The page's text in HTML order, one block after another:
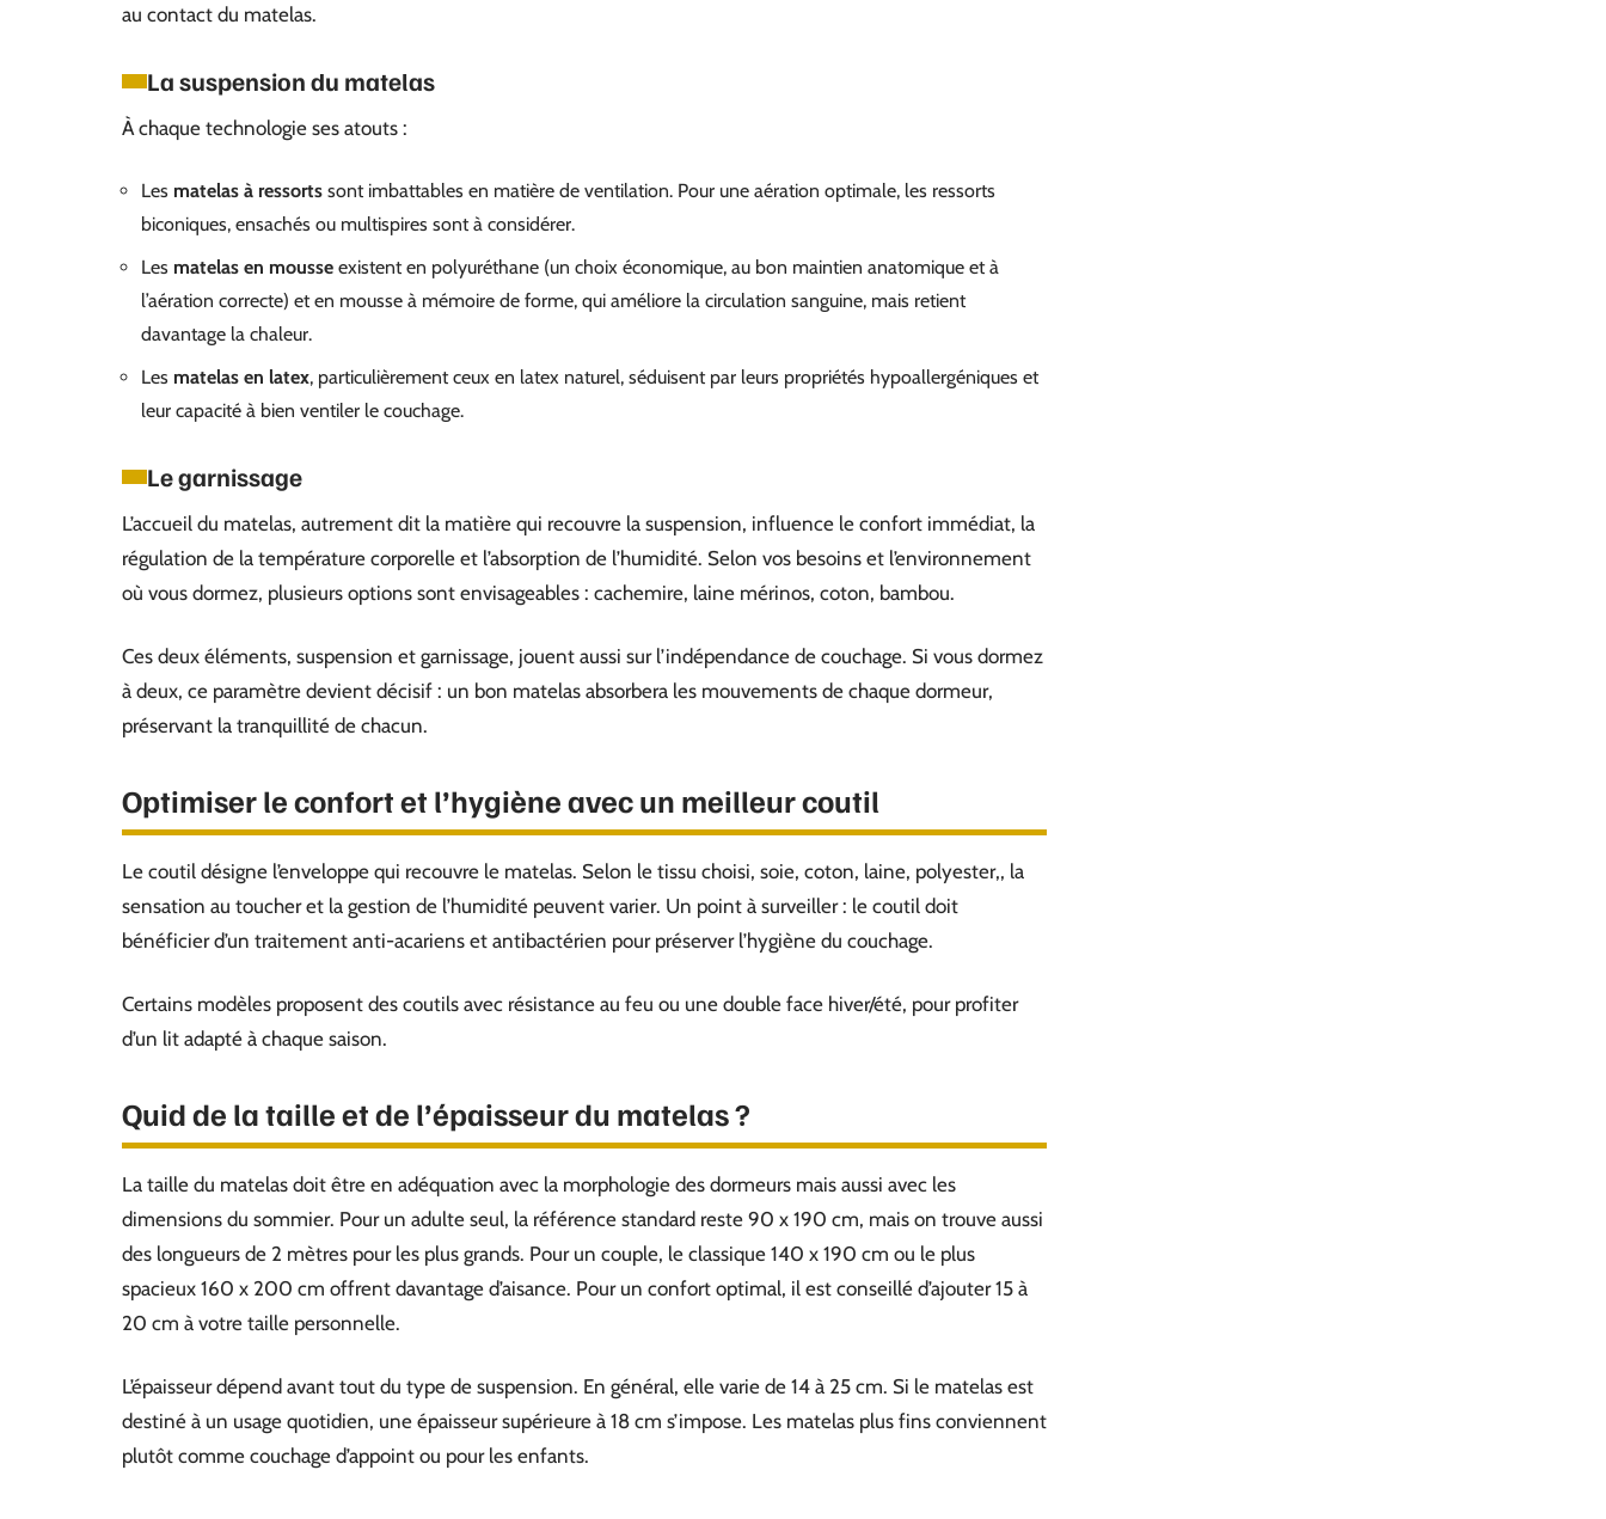
au contact du matelas.
La suspension du matelas
À chaque technologie ses atouts :
Les matelas à ressorts sont imbattables en matière de ventilation. Pour une aération optimale, les ressorts
biconiques, ensachés ou multispires sont à considérer.
Les matelas en mousse existent en polyuréthane (un choix économique, au bon maintien anatomique et à
l’aération correcte) et en mousse à mémoire de forme, qui améliore la circulation sanguine, mais retient
davantage la chaleur.
Les matelas en latex, particulièrement ceux en latex naturel, séduisent par leurs propriétés hypoallergéniques et
leur capacité à bien ventiler le couchage.
Le garnissage
L’accueil du matelas, autrement dit la matière qui recouvre la suspension, influence le confort immédiat, la
régulation de la température corporelle et l’absorption de l’humidité. Selon vos besoins et l’environnement
où vous dormez, plusieurs options sont envisageables : cachemire, laine mérinos, coton, bambou.
Ces deux éléments, suspension et garnissage, jouent aussi sur l’indépendance de couchage. Si vous dormez
à deux, ce paramètre devient décisif : un bon matelas absorbera les mouvements de chaque dormeur,
préservant la tranquillité de chacun.
Optimiser le confort et l’hygiène avec un meilleur coutil
Le coutil désigne l’enveloppe qui recouvre le matelas. Selon le tissu choisi, soie, coton, laine, polyester,, la
sensation au toucher et la gestion de l’humidité peuvent varier. Un point à surveiller : le coutil doit
bénéficier d’un traitement anti-acariens et antibactérien pour préserver l’hygiène du couchage.
Certains modèles proposent des coutils avec résistance au feu ou une double face hiver/été, pour profiter
d’un lit adapté à chaque saison.
Quid de la taille et de l’épaisseur du matelas ?
La taille du matelas doit être en adéquation avec la morphologie des dormeurs mais aussi avec les
dimensions du sommier. Pour un adulte seul, la référence standard reste 90 x 190 cm, mais on trouve aussi
des longueurs de 2 mètres pour les plus grands. Pour un couple, le classique 140 x 190 cm ou le plus
spacieux 160 x 200 cm offrent davantage d’aisance. Pour un confort optimal, il est conseillé d’ajouter 15 à
20 cm à votre taille personnelle.
L’épaisseur dépend avant tout du type de suspension. En général, elle varie de 14 à 25 cm. Si le matelas est
destiné à un usage quotidien, une épaisseur supérieure à 18 cm s’impose. Les matelas plus fins conviennent
plutôt comme couchage d’appoint ou pour les enfants.